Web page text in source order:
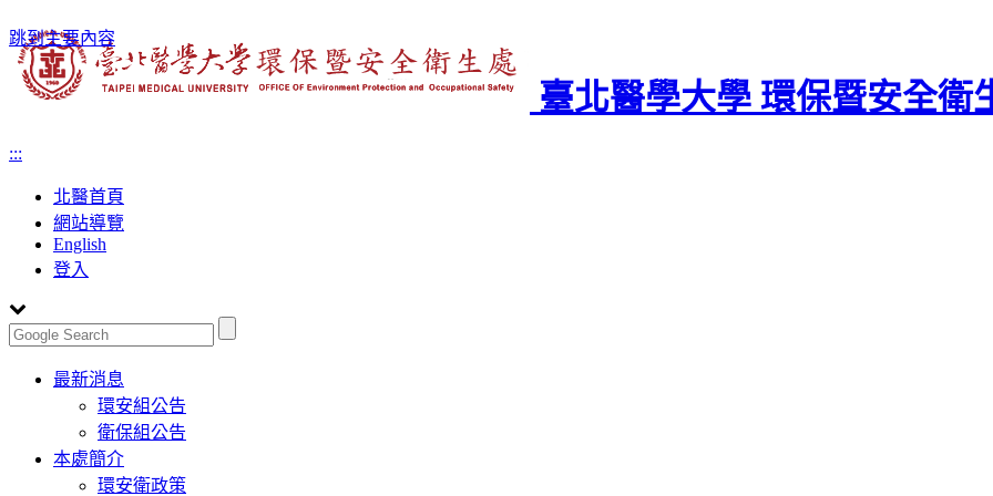
跳到主要內容
臺北醫學大學 環保暨安全衛
:::
北醫首頁
網站導覽
English
登入
Toggle
navigation
最新消息
環安組公告
衛保組公告
本處簡介
環安衛政策